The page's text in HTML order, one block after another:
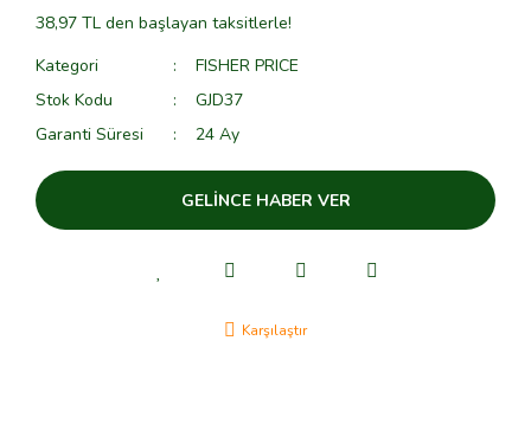
38,97 TL den başlayan taksitlerle!
Kategori
FISHER PRICE
Stok Kodu
GJD37
Garanti Süresi
24 Ay
GELİNCE HABER VER
Karşılaştır